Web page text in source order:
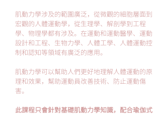
肌動力學涉及的範圍廣泛，從微觀的細胞層面到
宏觀的人體運動學，從生理學、解剖學到工程
學、物理學都有涉及。在運動和運動醫學、運動
設計和工程、生物力學、人體工學、人體運動控
制和認知等領域有廣泛的應用。
肌動力學可以幫助人們更好地理解人體運動的原
理和效果，幫助運動員改善技術、防止運動傷
害。
此課程只會針對基礎肌動力學知識，配合瑜伽式